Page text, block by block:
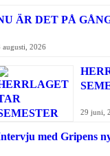
ÄR DET PÅ
augusti, 2026
29 juni,
med Gripens